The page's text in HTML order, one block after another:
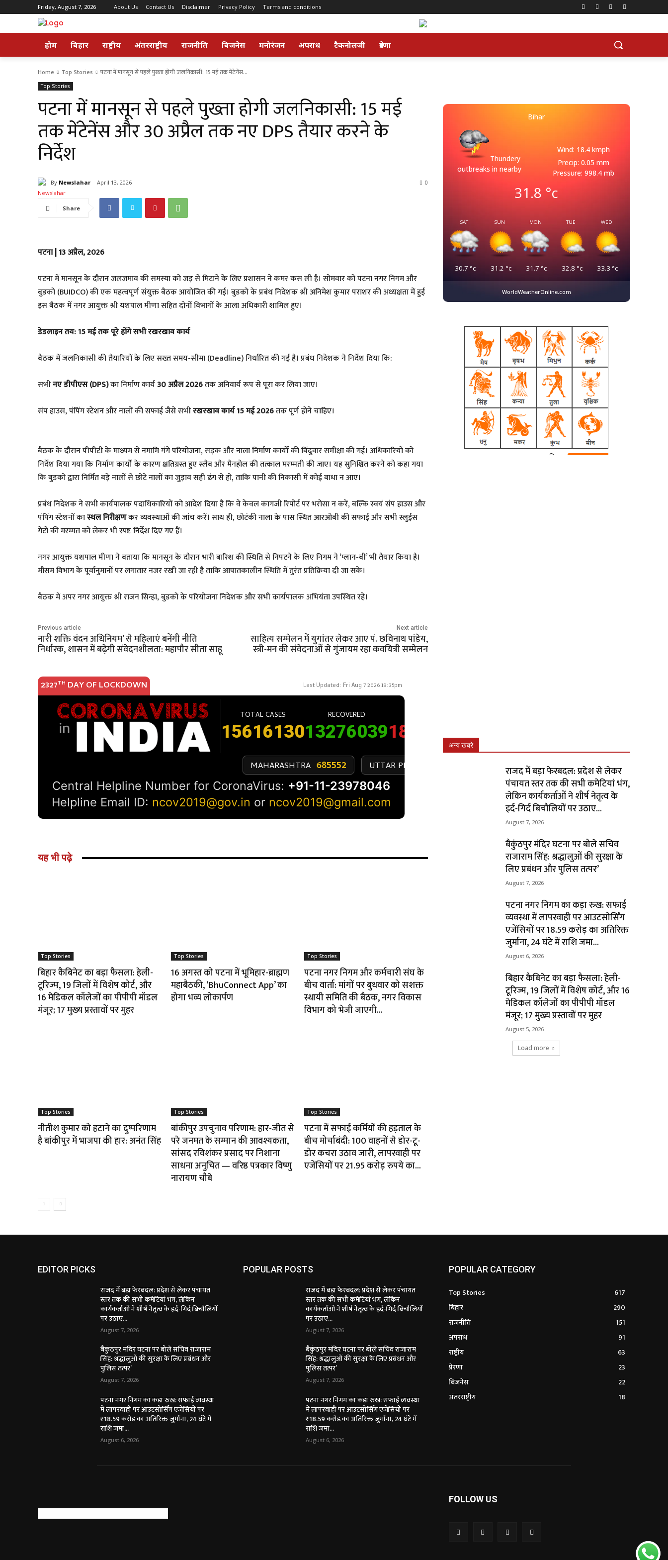
Friday, August 7, 2026 About Us Contact Us Disclaimer Privacy Policy Terms and conditions
होम बिहार राष्ट्रीय अंतरराष्ट्रीय राजनीति बिजनेस मनोरंजन अपराध टैकनोलजी प्रेरणा
Home Top Stories पटना में मानसून से पहले पुख्ता होगी जलनिकासी: 15 मई तक मेंटेनेंस...
Top Stories
पटना में मानसून से पहले पुख्ता होगी जलनिकासी: 15 मई
तक मेंटेनेंस और 30 अप्रैल तक नए DPS तैयार करने के
निर्देश
By Newslahar April 13, 2026 0
Share
पटना | 13 अप्रैल, 2026
​पटना में मानसून के दौरान जलजमाव की समस्या को जड़ से मिटाने के लिए प्रशासन ने कमर कस ली है। सोमवार को पटना नगर निगम और
बुडको (BUIDCO) की एक महत्वपूर्ण संयुक्त बैठक आयोजित की गई। बुडको के प्रबंध निदेशक श्री अनिमेश कुमार पराशर की अध्यक्षता में हुई
इस बैठक में नगर आयुक्त श्री यशपाल मीणा सहित दोनों विभागों के आला अधिकारी शामिल हुए।
डेडलाइन तय: 15 मई तक पूरे होंगे सभी रखरखाव कार्य
​बैठक में जलनिकासी की तैयारियों के लिए सख्त समय-सीमा (Deadline) निर्धारित की गई है। प्रबंध निदेशक ने निर्देश दिया कि:
​सभीनए डीपीएस (DPS)का निर्माण कार्य30 अप्रैल 2026तक अनिवार्य रूप से पूरा कर लिया जाए।
​संप हाउस, पंपिंग स्टेशन और नालों की सफाई जैसे सभीरखरखाव कार्य 15 मई 2026तक पूर्ण होने चाहिए।
​बैठक के दौरान पीपीटी के माध्यम से नमामि गंगे परियोजना, सड़क और नाला निर्माण कार्यों की बिंदुवार समीक्षा की गई। अधिकारियों को
निर्देश दिया गया कि निर्माण कार्यों के कारण क्षतिग्रस्त हुए स्लैब और मैनहोल की तत्काल मरम्मती की जाए। यह सुनिश्चित करने को कहा गया
कि बुडको द्वारा निर्मित बड़े नालों से छोटे नालों का जुड़ाव सही ढंग से हो, ताकि पानी की निकासी में कोई बाधा न आए।
​प्रबंध निदेशक ने सभी कार्यपालक पदाधिकारियों को आदेश दिया है कि वे केवल कागजी रिपोर्ट पर भरोसा न करें, बल्कि स्वयं संप हाउस और
पंपिंग स्टेशनों कास्थल निरीक्षणकर व्यवस्थाओं की जांच करें। साथ ही, छोटंकी नाला के पास स्थित आरओबी की सफाई और सभी स्लुईस
गेटों की मरम्मत को लेकर भी स्पष्ट निर्देश दिए गए हैं।
​नगर आयुक्त यशपाल मीणा ने बताया कि मानसून के दौरान भारी बारिश की स्थिति से निपटने के लिए निगम ने ‘प्लान-बी’ भी तैयार किया है।
मौसम विभाग के पूर्वानुमानों पर लगातार नजर रखी जा रही है ताकि आपातकालीन स्थिति में तुरंत प्रतिक्रिया दी जा सके।
​बैठक में अपर नगर आयुक्त श्री राजन सिन्हा, बुडको के परियोजना निदेशक और सभी कार्यपालक अभियंता उपस्थित रहे।
Previous article
नारी शक्ति वंदन अधिनियम’ से महिलाएं बनेंगी नीति
निर्धारक, शासन में बढ़ेगी संवेदनशीलता: महापौर सीता साहू
Next article
साहित्य सम्मेलन में युगांतर लेकर आए पं. छविनाथ पांडेय,
स्त्री-मन की संवेदनाओं से गुंजायम रहा कवयित्री सम्मेलन
यह भी पढ़े
Top Stories
बिहार कैबिनेट का बड़ा फैसला: हेली-
टूरिज्म, 19 जिलों में विशेष कोर्ट, और
16 मेडिकल कॉलेजों का पीपीपी मॉडल
मंजूर; 17 मुख्य प्रस्तावों पर मुहर
Top Stories
16 अगस्त को पटना में भूमिहार-ब्राह्मण
महाबैठकी, ‘BhuConnect App’ का
होगा भव्य लोकार्पण
Top Stories
पटना नगर निगम और कर्मचारी संघ के
बीच वार्ता: मांगों पर बुधवार को सशक्त
स्थायी समिति की बैठक, नगर विकास
विभाग को भेजी जाएगी...
Top Stories
नीतीश कुमार को हटाने का दुष्परिणाम
है बांकीपुर में भाजपा की हार: अनंत सिंह
Top Stories
बांकीपुर उपचुनाव परिणाम: हार-जीत से
परे जनमत के सम्मान की आवश्यकता,
सांसद रविशंकर प्रसाद पर निशाना
साधना अनुचित — वरिष्ठ पत्रकार विष्णु
नारायण चौबे
Top Stories
पटना में सफाई कर्मियों की हड़ताल के
बीच मोर्चाबंदी: 100 वाहनों से डोर-टू-
डोर कचरा उठाव जारी, लापरवाही पर
एजेंसियों पर 21.95 करोड़ रुपये का...
Bihar
Thundery
outbreaks in nearby
Wind: 18.4 kmph
Precip: 0.05 mm
Pressure: 998.4 mb
31.8 °c
SAT
30.7 °c
SUN
31.2 °c
MON
31.7 °c
TUE
32.8 °c
WED
33.3 °c
WorldWeatherOnline.com
अन्य खबरे
राजद में बड़ा फेरबदल: प्रदेश से लेकर
पंचायत स्तर तक की सभी कमेटियां भंग,
लेकिन कार्यकर्ताओं ने शीर्ष नेतृत्व के
इर्द-गिर्द बिचौलियों पर उठाए...
August 7, 2026
बैकुंठपुर मंदिर घटना पर बोले सचिव
राजाराम सिंह: श्रद्धालुओं की सुरक्षा के
लिए प्रबंधन और पुलिस तत्पर’
August 7, 2026
पटना नगर निगम का कड़ा रुख: सफाई
व्यवस्था में लापरवाही पर आउटसोर्सिंग
एजेंसियों पर ₹18.59 करोड़ का अतिरिक्त
जुर्माना, 24 घंटे में राशि जमा...
August 6, 2026
बिहार कैबिनेट का बड़ा फैसला: हेली-
टूरिज्म, 19 जिलों में विशेष कोर्ट, और 16
मेडिकल कॉलेजों का पीपीपी मॉडल
मंजूर; 17 मुख्य प्रस्तावों पर मुहर
August 5, 2026
Load more
EDITOR PICKS
राजद में बड़ा फेरबदल: प्रदेश से लेकर पंचायत
स्तर तक की सभी कमेटियां भंग, लेकिन
कार्यकर्ताओं ने शीर्ष नेतृत्व के इर्द-गिर्द बिचौलियों
पर उठाए...
August 7, 2026
बैकुंठपुर मंदिर घटना पर बोले सचिव राजाराम
सिंह: श्रद्धालुओं की सुरक्षा के लिए प्रबंधन और
पुलिस तत्पर’
August 7, 2026
पटना नगर निगम का कड़ा रुख: सफाई व्यवस्था
में लापरवाही पर आउटसोर्सिंग एजेंसियों पर
₹18.59 करोड़ का अतिरिक्त जुर्माना, 24 घंटे में
राशि जमा...
August 6, 2026
POPULAR POSTS
राजद में बड़ा फेरबदल: प्रदेश से लेकर पंचायत
स्तर तक की सभी कमेटियां भंग, लेकिन
कार्यकर्ताओं ने शीर्ष नेतृत्व के इर्द-गिर्द बिचौलियों
पर उठाए...
August 7, 2026
बैकुंठपुर मंदिर घटना पर बोले सचिव राजाराम
सिंह: श्रद्धालुओं की सुरक्षा के लिए प्रबंधन और
पुलिस तत्पर’
August 7, 2026
पटना नगर निगम का कड़ा रुख: सफाई व्यवस्था
में लापरवाही पर आउटसोर्सिंग एजेंसियों पर
₹18.59 करोड़ का अतिरिक्त जुर्माना, 24 घंटे में
राशि जमा...
August 6, 2026
POPULAR CATEGORY
Top Stories
617
बिहार
290
राजनीति
151
अपराध
91
राष्ट्रीय
63
प्रेरणा
23
बिजनेस
22
अंतरराष्ट्रीय
18
FOLLOW US